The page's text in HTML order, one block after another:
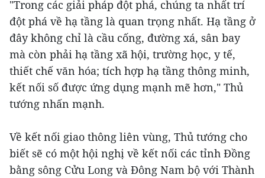
"Trong các giải pháp đột phá, chúng ta nhất trí
đột phá về hạ tầng là quan trọng nhất. Hạ tầng ở
đây không chỉ là cầu cống, đường xá, sân bay
mà còn phải hạ tầng xã hội, trường học, y tế,
thiết chế văn hóa; tích hợp hạ tầng thông minh,
kết nối số được ứng dụng mạnh mẽ hơn," Thủ
tướng nhấn mạnh.
Về kết nối giao thông liên vùng, Thủ tướng cho
biết sẽ có một hội nghị về kết nối các tỉnh Đồng
bằng sông Cửu Long và Đông Nam bộ với Thành